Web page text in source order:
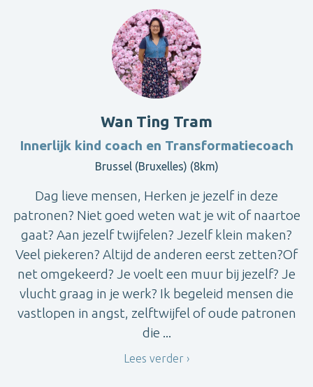
Wan Ting Tram
Innerlijk kind coach en Transformatiecoach
Brussel (Bruxelles) (8km)
Dag lieve mensen, Herken je jezelf in deze
patronen? Niet goed weten wat je wit of naartoe
gaat? Aan jezelf twijfelen? Jezelf klein maken?
Veel piekeren? Altijd de anderen eerst zetten?Of
net omgekeerd? Je voelt een muur bij jezelf? Je
vlucht graag in je werk? Ik begeleid mensen die
vastlopen in angst, zelftwijfel of oude patronen
die ...
Lees verder